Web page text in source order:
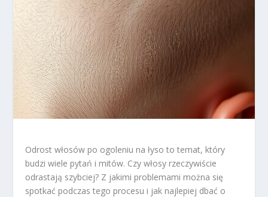
Odrost włosów po ogoleniu na łyso to temat, który
budzi wiele pytań i mitów. Czy włosy rzeczywiście
odrastają szybciej? Z jakimi problemami można się
spotkać podczas tego procesu i jak najlepiej dbać o